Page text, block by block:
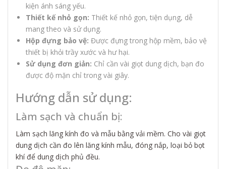
kiện ánh sáng yếu.
Thiết kế nhỏ gọn: Thiết kế nhỏ gọn, tiện dụng, dễ
mang theo và sử dụng.
Hộp đựng bảo vệ: Được đựng trong hộp mềm, bảo vệ
thiết bị khỏi trầy xước và hư hại.
Sử dụng đơn giản: Chỉ cần vài giọt dung dịch, bạn đo
được độ mặn chỉ trong vài giây.
Hướng dẫn sử dụng:
Làm sạch và chuẩn bị:
Làm sạch lăng kính đo và mẫu bằng vải mềm. Cho vài giọt
dung dịch cần đo lên lăng kính mẫu, đóng nắp, loại bỏ bọt
khí để dung dịch phủ đều.